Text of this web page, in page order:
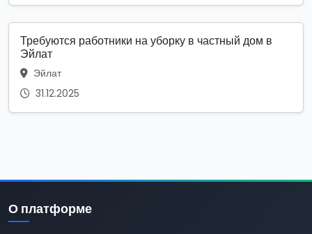
Требуются работники на уборку в частный дом в
Эйлат
Эйлат
31.12.2025
О платформе